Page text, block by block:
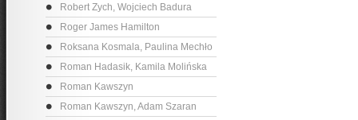
Robert Zych, Wojciech Badura
Roger James Hamilton
Roksana Kosmala, Paulina Mechło
Roman Hadasik, Kamila Molińska
Roman Kawszyn
Roman Kawszyn, Adam Szaran